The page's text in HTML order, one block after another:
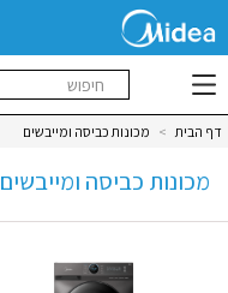
דף הבית > מכונות כביסה ומייבשים
מכונות כביסה ומייבשים